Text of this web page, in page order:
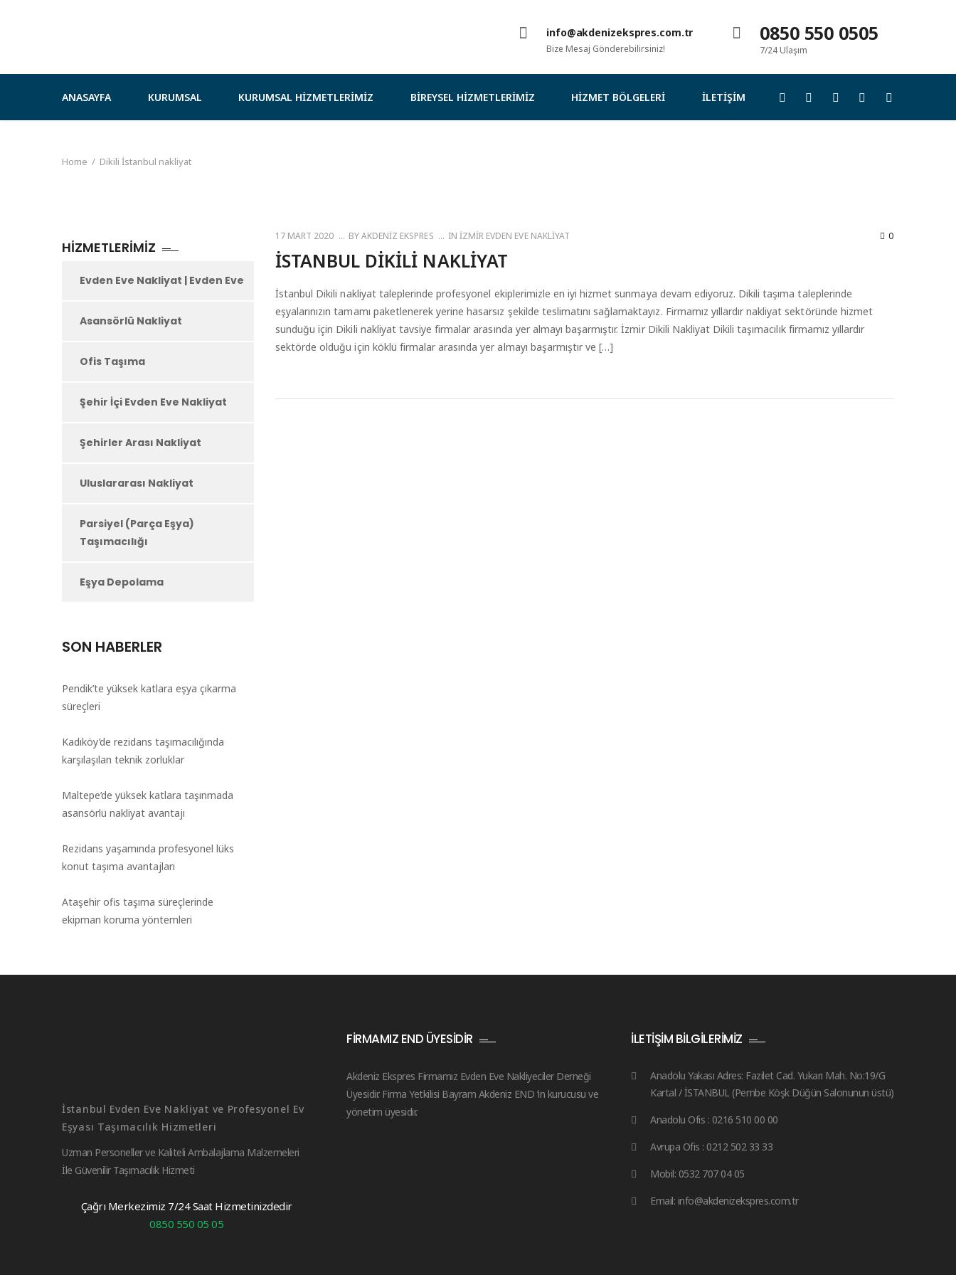
info@akdenizekspres.com.tr
Bize Mesaj Gönderebilirsiniz!
0850 550 0505
7/24 Ulaşım
ANASAYFA KURUMSAL KURUMSAL HIZMETLERIMIZ BIREYSEL HIZMETLERIMIZ HIZMET BÖLGELERI İLETIŞIM
Home / Dikili İstanbul nakliyat
17 MART 2020 BYAKDENIZ EKSPRES INİZMIR EVDEN EVE NAKLIYAT 0
İSTANBUL DIKILI NAKLIYAT
İstanbul Dikili nakliyat taleplerinde profesyonel ekiplerimizle en iyi hizmet sunmaya devam ediyoruz. Dikili taşıma taleplerinde
eşyalarınızın tamamı paketlenerek yerine hasarsız şekilde teslimatını sağlamaktayız. Firmamız yıllardır nakliyat sektöründe hizmet
sunduğu için Dikili nakliyat tavsiye firmalar arasında yer almayı başarmıştır. İzmir Dikili Nakliyat Dikili taşımacılık firmamız yıllardır
sektörde olduğu için köklü firmalar arasında yer almayı başarmıştır ve […]
HIZMETLERIMIZ
Evden Eve Nakliyat | Evden Eve
Asansörlü Nakliyat
Ofis Taşıma
Şehir İçi Evden Eve Nakliyat
Şehirler Arası Nakliyat
Uluslararası Nakliyat
Parsiyel (Parça Eşya)
Taşımacılığı
Eşya Depolama
SON HABERLER
Pendik’te yüksek katlara eşya çıkarma
süreçleri
Kadıköy’de rezidans taşımacılığında
karşılaşılan teknik zorluklar
Maltepe’de yüksek katlara taşınmada
asansörlü nakliyat avantajı
Rezidans yaşamında profesyonel lüks
konut taşıma avantajları
Ataşehir ofis taşıma süreçlerinde
ekipman koruma yöntemleri
İstanbul Evden Eve Nakliyat ve Profesyonel Ev
Eşyası Taşımacılık Hizmetleri
Uzman Personeller ve Kaliteli Ambalajlama Malzemeleri
İle Güvenilir Taşımacılık Hizmeti
Çağrı Merkezimiz 7/24 Saat Hizmetinizdedir
0850 550 05 05
FIRMAMIZ END ÜYESIDIR
Akdeniz Ekspres Firmamız Evden Eve Nakliyeciler Derneği
Üyesidir. Firma Yetkilisi Bayram Akdeniz END ‘in kurucusu ve
yönetim üyesidir.
İLETIŞIM BILGILERIMIZ
Anadolu Yakası Adres: Fazilet Cad. Yukarı Mah. No:19/G
Kartal / İSTANBUL (Pembe Köşk Düğün Salonunun üstü)
Anadolu Ofis : 0216 510 00 00
Avrupa Ofis : 0212 502 33 33
Mobil: 0532 707 04 05
Email: info@akdenizekspres.com.tr